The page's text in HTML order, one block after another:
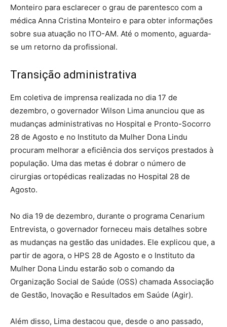
Monteiro para esclarecer o grau de parentesco com a
médica Anna Cristina Monteiro e para obter informações
sobre sua atuação no ITO-AM. Até o momento, aguarda-
se um retorno da profissional.
Transição administrativa
Em coletiva de imprensa realizada no dia 17 de
dezembro, o governador Wilson Lima anunciou que as
mudanças administrativas no Hospital e Pronto-Socorro
28 de Agosto e no Instituto da Mulher Dona Lindu
procuram melhorar a eficiência dos serviços prestados à
população. Uma das metas é dobrar o número de
cirurgias ortopédicas realizadas no Hospital 28 de
Agosto.
No dia 19 de dezembro, durante o programa Cenarium
Entrevista, o governador forneceu mais detalhes sobre
as mudanças na gestão das unidades. Ele explicou que, a
partir de agora, o HPS 28 de Agosto e o Instituto da
Mulher Dona Lindu estarão sob o comando da
Organização Social de Saúde (OSS) chamada Associação
de Gestão, Inovação e Resultados em Saúde (Agir).
Além disso, Lima destacou que, desde o ano passado,